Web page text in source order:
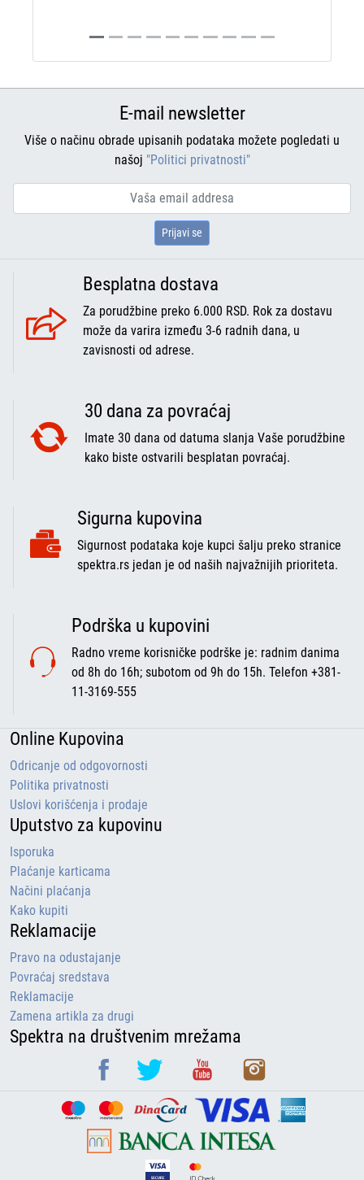
E-mail newsletter
Više o načinu obrade upisanih podataka možete pogledati u
našoj "Politici privatnosti"
Prijavi se
Besplatna dostava
Za porudžbine preko 6.000 RSD. Rok za dostavu
može da varira između 3-6 radnih dana, u
zavisnosti od adrese.
30 dana za povraćaj
Imate 30 dana od datuma slanja Vaše porudžbine
kako biste ostvarili besplatan povraćaj.
Sigurna kupovina
Sigurnost podataka koje kupci šalju preko stranice
spektra.rs jedan je od naših najvažnijih prioriteta.
Podrška u kupovini
Radno vreme korisničke podrške je: radnim danima
od 8h do 16h; subotom od 9h do 15h. Telefon +381-
11-3169-555
Online Kupovina
Odricanje od odgovornosti
Politika privatnosti
Uslovi korišćenja i prodaje
Uputstvo za kupovinu
Isporuka
Plaćanje karticama
Načini plaćanja
Kako kupiti
Reklamacije
Pravo na odustajanje
Povraćaj sredstava
Reklamacije
Zamena artikla za drugi
Spektra na društvenim mrežama